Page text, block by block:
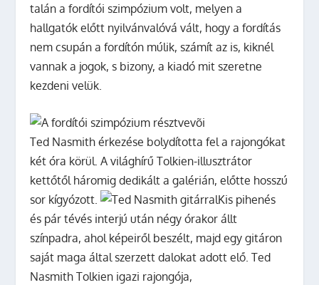
talán a fordítói szimpózium volt, melyen a
hallgatók előtt nyilvánvalóvá vált, hogy a fordítás
nem csupán a fordítón múlik, számít az is, kiknél
vannak a jogok, s bizony, a kiadó mit szeretne
kezdeni velük.
Ted Nasmith érkezése bolydította fel a rajongókat
két óra körül. A világhírű Tolkien-illusztrátor
kettőtől háromig dedikált a galérián, előtte hosszú
sor kígyózott.
Kis pihenés
és pár tévés interjú után négy órakor állt
színpadra, ahol képeiről beszélt, majd egy gitáron
saját maga által szerzett dalokat adott elő. Ted
Nasmith Tolkien igazi rajongója,